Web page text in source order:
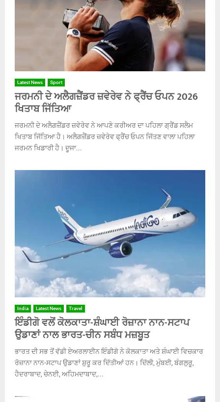
Latest News Sport
ਜਰਮਨੀ ਦੇ ਅਲੈਗਜ਼ੈਂਡਰ ਜ਼ਵੇਰੇਵ ਨੇ ਫ੍ਰੈਂਚ ਓਪਨ 2026
ਖਿਤਾਬ ਜਿੱਤਿਆ
ਜਰਮਨੀ ਦੇ ਅਲੈਗਜ਼ੈਂਡਰ ਜ਼ਵੇਰੇਵ ਨੇ ਆਪਣੇ ਕਰੀਅਰ ਦਾ ਪਹਿਲਾ ਗ੍ਰੈਂਡ ਸਲੈਮ
ਖਿਤਾਬ ਜਿੱਤਿਆ ਹੈ। ਅਲੈਗਜ਼ੈਂਡਰ ਜ਼ਵੇਰੇਵ ਫ੍ਰੈਂਚ ਓਪਨ ਜਿੱਤਣ ਵਾਲਾ ਪਹਿਲਾ
ਜਰਮਨ ਖਿਡਾਰੀ ਹੈ। ਦੂਜਾ...
India Latest News Travel
ਇੰਡੀਗੋ ਵਲੋਂ ਕੋਲਕਾਤਾ-ਸ਼ੰਘਾਈ ਰੋਜ਼ਾਨਾ ਨਾਨ-ਸਟਾਪ
ਉਡਾਣਾਂ ਨਾਲ ਭਾਰਤ-ਚੀਨ ਸਬੰਧ ਮਜ਼ਬੂਤ
ਭਾਰਤ ਦੀ ਸਭ ਤੋਂ ਵੱਡੀ ਏਅਰਲਾਈਨ ਇੰਡੀਗੋ ਨੇ ਕੋਲਕਾਤਾ ਅਤੇ ਸ਼ੰਘਾਈ ਵਿਚਕਾਰ
ਰੋਜ਼ਾਨਾ ਨਾਨ-ਸਟਾਪ ਉਡਾਣਾਂ ਸ਼ੁਰੂ ਕਰ ਦਿੱਤੀਆਂ ਹਨ। ਦਿੱਲੀ, ਮੁੰਬਈ, ਬੰਗਲੁਰੂ,
ਹੈਦਰਾਬਾਦ, ਚੇਨਈ, ਅਹਿਮਦਾਬਾਦ,...